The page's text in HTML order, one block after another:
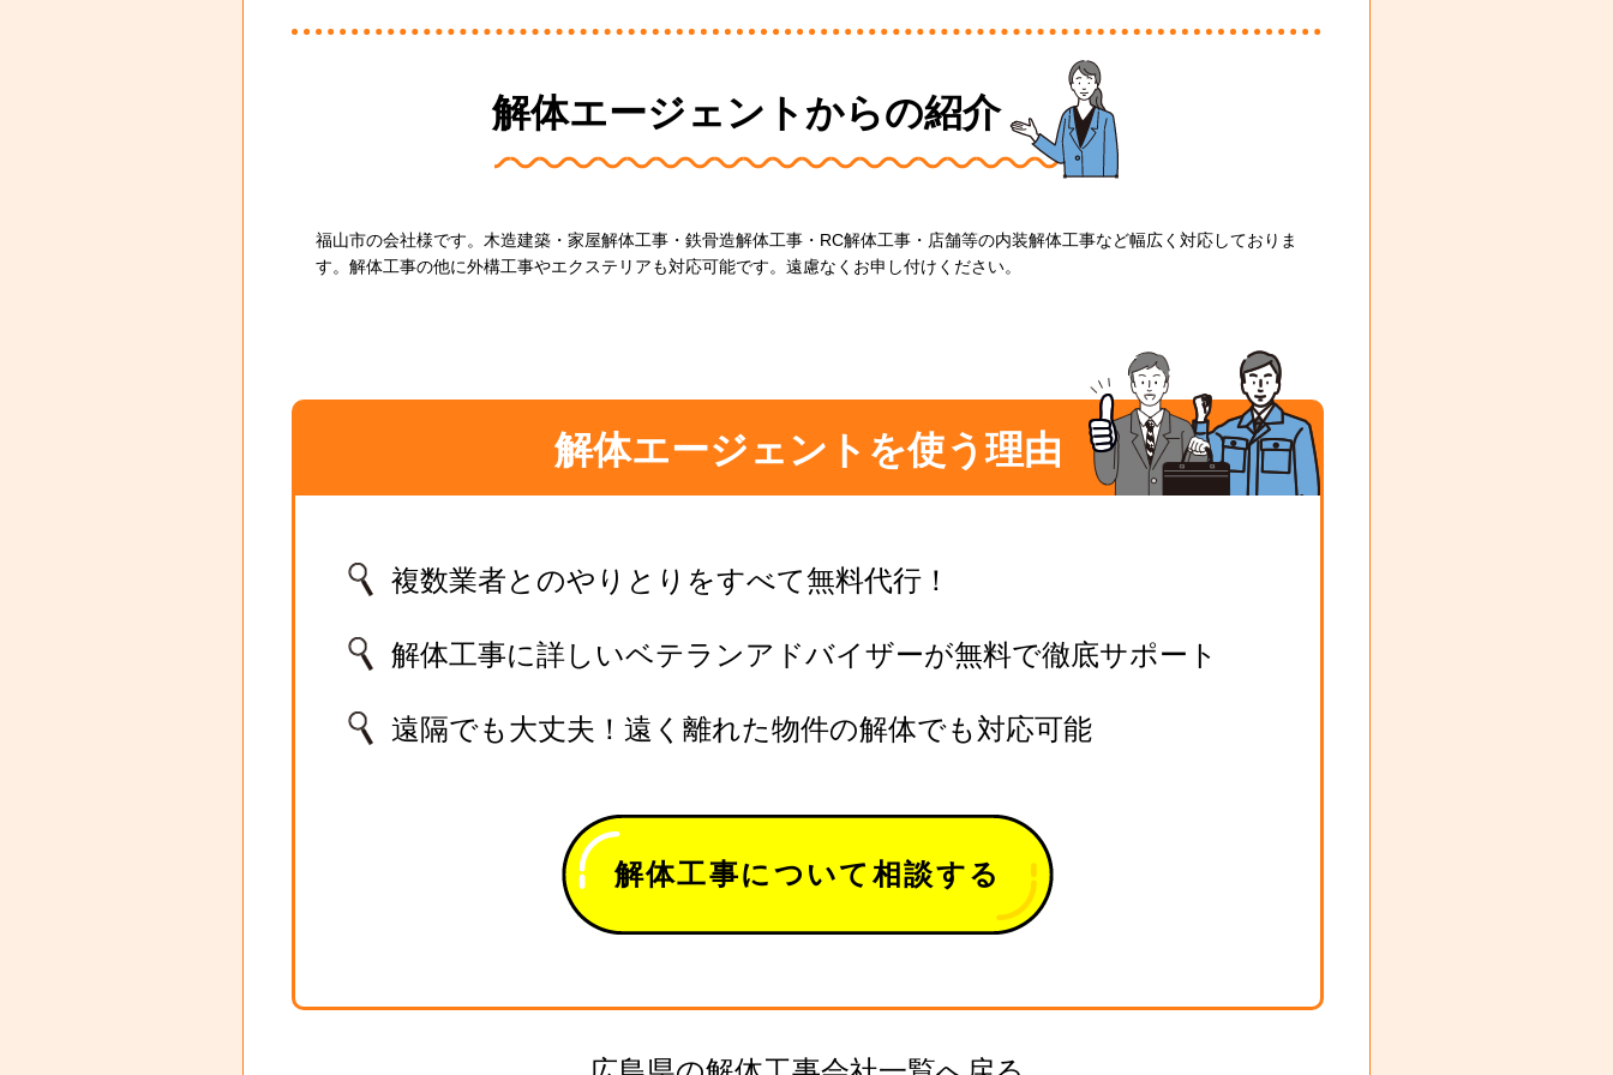
解体エージェントからの紹介
福山市の会社様です。木造建築・家屋解体工事・鉄骨造解体工事・RC解体工事・店舗等の内装解体工事など幅広く対応しておりま
す。解体工事の他に外構工事やエクステリアも対応可能です。遠慮なくお申し付けください。
解体エージェントを使う理由
複数業者とのやりとりをすべて無料代行！
解体工事に詳しいベテランアドバイザーが無料で徹底サポート
遠隔でも大丈夫！遠く離れた物件の解体でも対応可能
解体工事について相談する